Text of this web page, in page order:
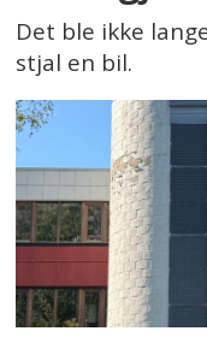
Det ble ikke
stjal en bil.